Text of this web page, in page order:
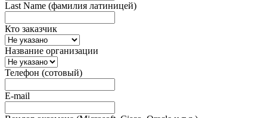
Last Name (фамилия латиницей)
Кто заказчик
Название организации
Телефон (сотовый)
E-mail